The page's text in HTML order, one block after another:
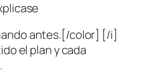
antes.[/color] [/i]
el plan y cada